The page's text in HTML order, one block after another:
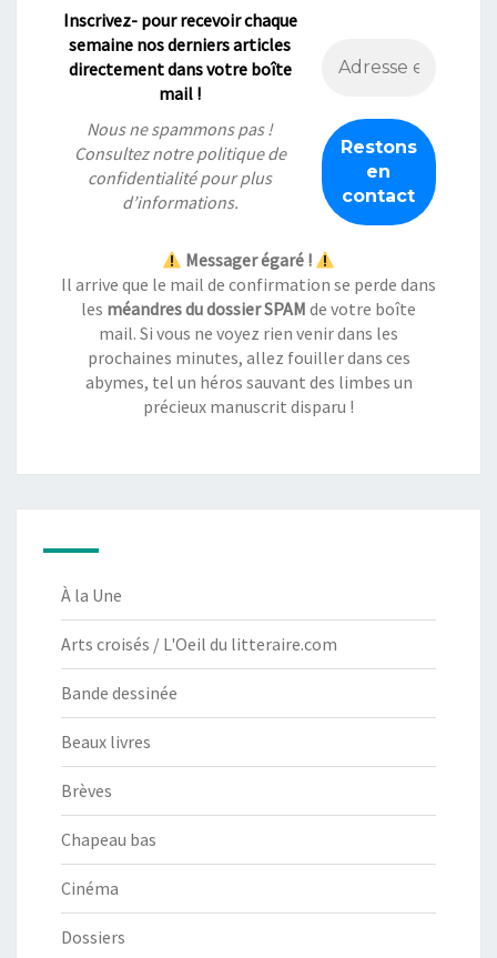
Inscrivez- pour recevoir chaque
semaine nos derniers articles
directement dans votre boîte
mail !
Nous ne spammons pas !
Consultez notrepolitique de
confidentialitépour plus
d’informations.
Messager égaré !
Il arrive que le mail de confirmation se perde dans
les méandres du dossier SPAM de votre boîte
mail. Si vous ne voyez rien venir dans les
prochaines minutes, allez fouiller dans ces
abymes, tel un héros sauvant des limbes un
précieux manuscrit disparu !
À la Une
Arts croisés / L'Oeil du litteraire.com
Bande dessinée
Beaux livres
Brèves
Chapeau bas
Cinéma
Dossiers